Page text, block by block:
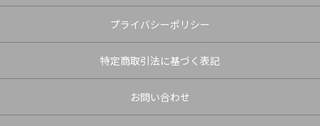
プライバシーポリシー
特定商取引法に基づく表記
お問い合わせ